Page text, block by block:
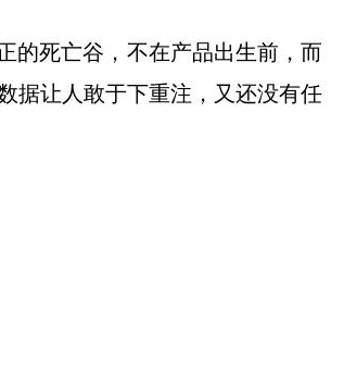
的死亡谷，不在产品出生前，而
据让人敢于下重注，又还没有任